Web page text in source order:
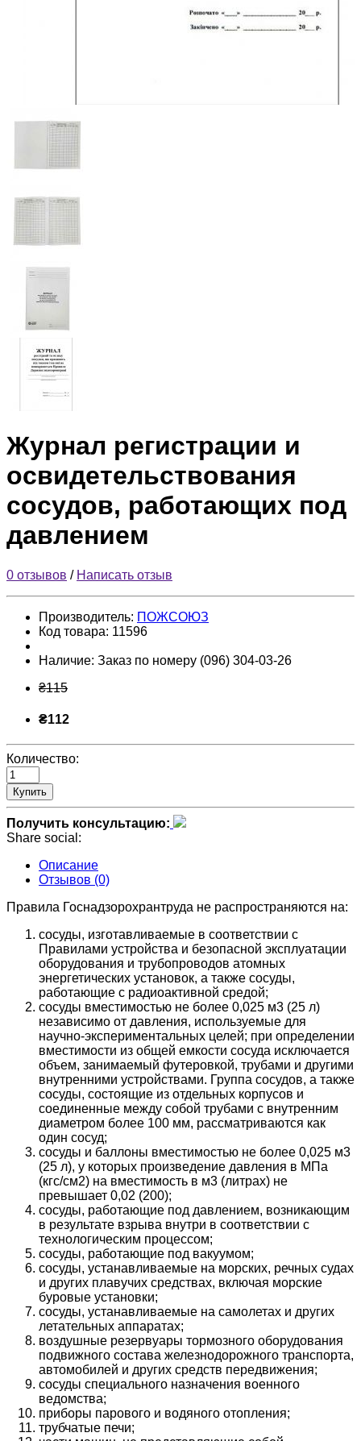
Журнал регистрации и
освидетельствования
сосудов, работающих под
давлением
0 отзывов / Написать отзыв
Производитель: ПОЖСОЮЗ
Код товара: 11596
Наличие: Заказ по номеру (096) 304-03-26
₴115
₴112
Количество:
Купить
Получить консультацию:
Share social:
Описание
Отзывов (0)
Правила Госнадзорохрантруда не распространяются на:
сосуды, изготавливаемые в соответствии с
Правилами устройства и безопасной эксплуатации
оборудования и трубопроводов атомных
энергетических установок, а также сосуды,
работающие с радиоактивной средой;
сосуды вместимостью не более 0,025 м3 (25 л)
независимо от давления, используемые для
научно-экспериментальных целей; при определении
вместимости из общей емкости сосуда исключается
объем, занимаемый футеровкой, трубами и другими
внутренними устройствами. Группа сосудов, а также
сосуды, состоящие из отдельных корпусов и
соединенные между собой трубами с внутренним
диаметром более 100 мм, рассматриваются как
один сосуд;
сосуды и баллоны вместимостью не более 0,025 м3
(25 л), у которых произведение давления в МПа
(кгс/см2) на вместимость в м3 (литрах) не
превышает 0,02 (200);
сосуды, работающие под давлением, возникающим
в результате взрыва внутри в соответствии с
технологическим процессом;
сосуды, работающие под вакуумом;
сосуды, устанавливаемые на морских, речных судах
и других плавучих средствах, включая морские
буровые установки;
сосуды, устанавливаемые на самолетах и других
летательных аппаратах;
воздушные резервуары тормозного оборудования
подвижного состава железнодорожного транспорта,
автомобилей и других средств передвижения;
сосуды специального назначения военного
ведомства;
приборы парового и водяного отопления;
трубчатые печи;